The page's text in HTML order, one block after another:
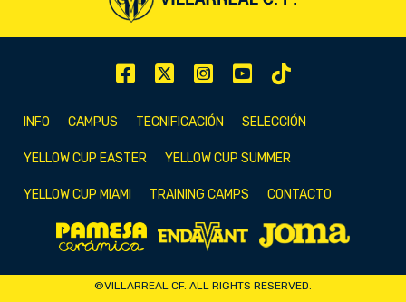
INFO CAMPUS TECNIFICACIÓN SELECCIÓN
YELLOW CUP EASTER YELLOW CUP SUMMER
YELLOW CUP MIAMI TRAINING CAMPS CONTACTO
©VILLARREAL CF. ALL RIGHTS RESERVED.